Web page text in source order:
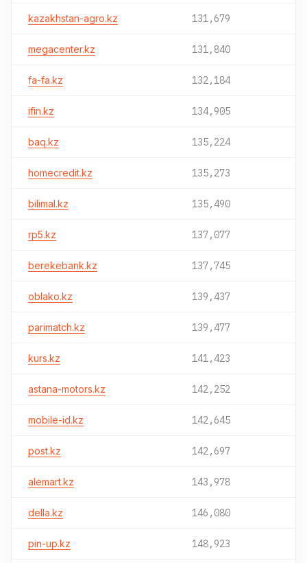
kazakhstan-agro.kz 131,679
megacenter.kz 131,840
fa-fa.kz 132,184
ifin.kz 134,905
baq.kz 135,224
homecredit.kz 135,273
bilimal.kz 135,490
rp5.kz 137,077
berekebank.kz 137,745
oblako.kz 139,437
parimatch.kz 139,477
kurs.kz 141,423
astana-motors.kz 142,252
mobile-id.kz 142,645
post.kz 142,697
alemart.kz 143,978
della.kz 146,080
pin-up.kz 148,923